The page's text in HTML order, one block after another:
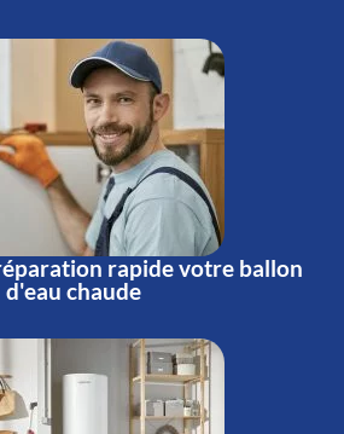
rapide votre ballon
d'eau chaude